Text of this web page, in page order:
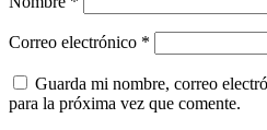
Correo electrónico *
Guarda mi nombre, correo
para la próxima vez que comente.